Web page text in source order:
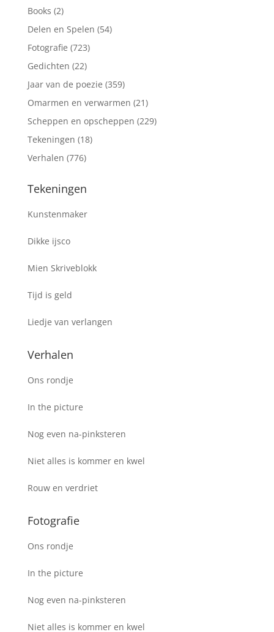
Books (2)
Delen en Spelen (54)
Fotografie (723)
Gedichten (22)
Jaar van de poezie (359)
Omarmen en verwarmen (21)
Scheppen en opscheppen (229)
Tekeningen (18)
Verhalen (776)
Tekeningen
Kunstenmaker
Dikke ijsco
Mien Skriveblokk
Tijd is geld
Liedje van verlangen
Verhalen
Ons rondje
In the picture
Nog even na-pinksteren
Niet alles is kommer en kwel
Rouw en verdriet
Fotografie
Ons rondje
In the picture
Nog even na-pinksteren
Niet alles is kommer en kwel